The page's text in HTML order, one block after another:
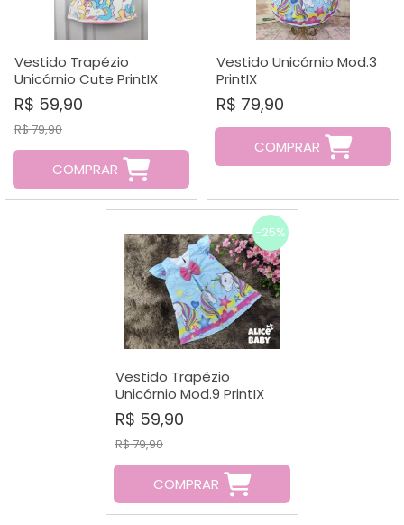
Vestido Trapézio
Unicórnio Cute PrintIX
R$ 59,90
R$ 79,90
COMPRAR
Vestido Unicórnio Mod.3
PrintIX
R$ 79,90
COMPRAR
-25%
Vestido Trapézio
Unicórnio Mod.9 PrintIX
R$ 59,90
R$ 79,90
COMPRAR